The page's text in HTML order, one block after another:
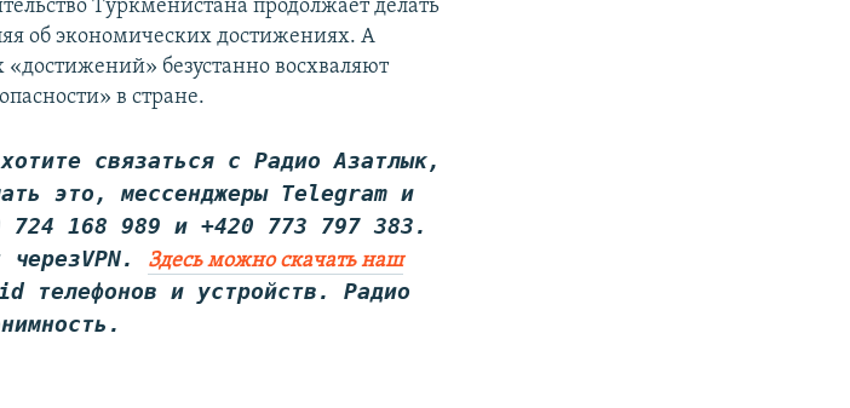
Туркменистана продолжает делать
об экономических достижениях. А
безустанно восхваляют
в стране.
связаться с Радио Азатлык,
это, мессенджеры Telegram и
724 168 989 и +420 773 797 383.
черезVPN.
Здесь можно скачать наш
телефонов и устройств. Радио